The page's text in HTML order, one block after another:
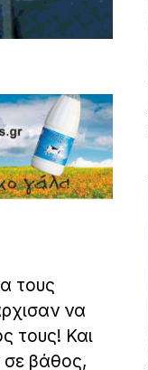
τους
να
τους! Και
σε βάθος,